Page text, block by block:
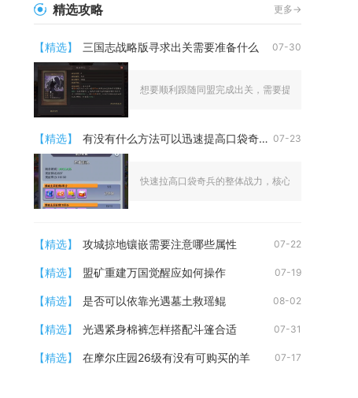
精选攻略 更多->
【精选】 三国志战略版寻求出关需要准备什么 07-30
想要顺利跟随同盟完成出关，需要提前完成城建科
【精选】 有没有什么方法可以迅速提高口袋奇兵的战力 07-23
快速拉高口袋奇兵的整体战力，核心思路是集中全
【精选】 攻城掠地镶嵌需要注意哪些属性 07-22
【精选】 盟矿重建万国觉醒应如何操作 07-19
【精选】 是否可以依靠光遇墓土救瑶鲲 08-02
【精选】 光遇紧身棉裤怎样搭配斗篷合适 07-31
【精选】 在摩尔庄园26级有没有可购买的羊 07-17